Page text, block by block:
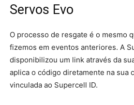
Servos Evo
O processo de resgate é o mesmo
fizemos em eventos anteriores. A
disponibilizou um link através da
aplica o código diretamente na sua
vinculada ao Supercell ID.